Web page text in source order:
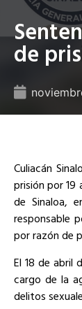
de
Culiacán
prisión por 19
de Sinaloa,
responsable
por razón de
El 18 de abril
cargo de la
delitos